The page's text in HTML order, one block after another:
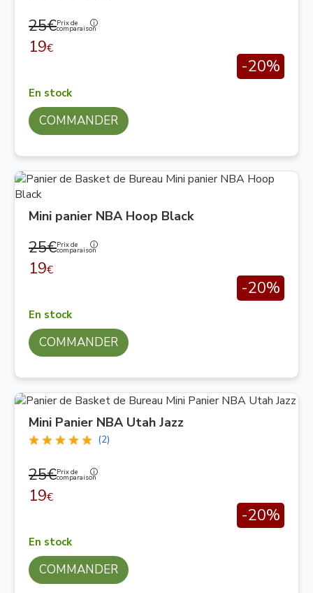
25€Prix de
comparaison
19€
-20%
En stock
COMMANDER
Mini panier NBA Hoop Black
25€Prix de
comparaison
19€
-20%
En stock
COMMANDER
Mini Panier NBA Utah Jazz
(2)
25€Prix de
comparaison
19€
-20%
En stock
COMMANDER